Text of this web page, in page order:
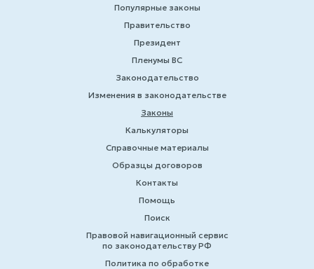
Популярные законы
Правительство
Президент
Пленумы ВС
Законодательство
Изменения в законодательстве
Законы
Калькуляторы
Справочные материалы
Образцы договоров
Контакты
Помощь
Поиск
Правовой навигационный сервис
по законодательству РФ
Политика по обработке